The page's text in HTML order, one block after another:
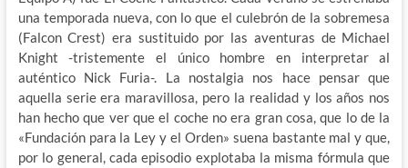
una temporada nueva, con lo que el culebrón de la sobremesa
(Falcon Crest) era sustituido por las aventuras de Michael
Knight -tristemente el único hombre en interpretar al
auténtico Nick Furia-. La nostalgia nos hace pensar que
aquella serie era maravillosa, pero la realidad y los años nos
han hecho que ver que el coche no era gran cosa, que lo de la
«Fundación para la Ley y el Orden» suena bastante mal y que,
por lo general, cada episodio explotaba la misma fórmula que